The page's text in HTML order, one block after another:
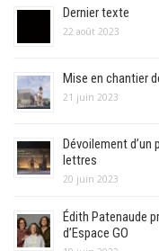
Dernier texte
22 août 2023
Mise en chantier
21 juin 2023
Dévoilement
lettres
20 juin 2023
Édith Patenaude
d’Espace GO